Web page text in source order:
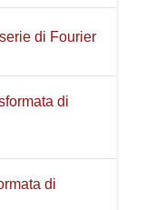
di Fourier
di
di